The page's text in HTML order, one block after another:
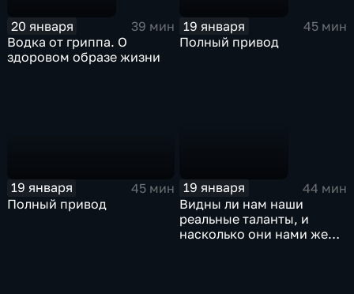
20 января
39 мин
Водка от гриппа. О
здоровом образе жизни
19 января
45 мин
Полный привод
19 января
45 мин
Полный привод
19 января
44 мин
Видны ли нам наши
реальные таланты, и
насколько они нами же